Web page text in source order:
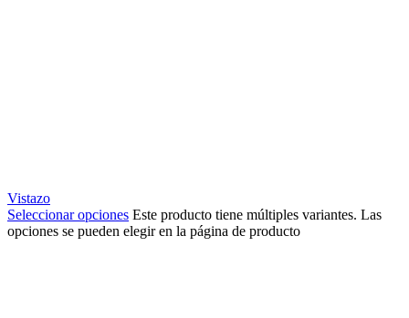
Vistazo
Seleccionar opciones Este producto tiene múltiples variantes. Las
opciones se pueden elegir en la página de producto